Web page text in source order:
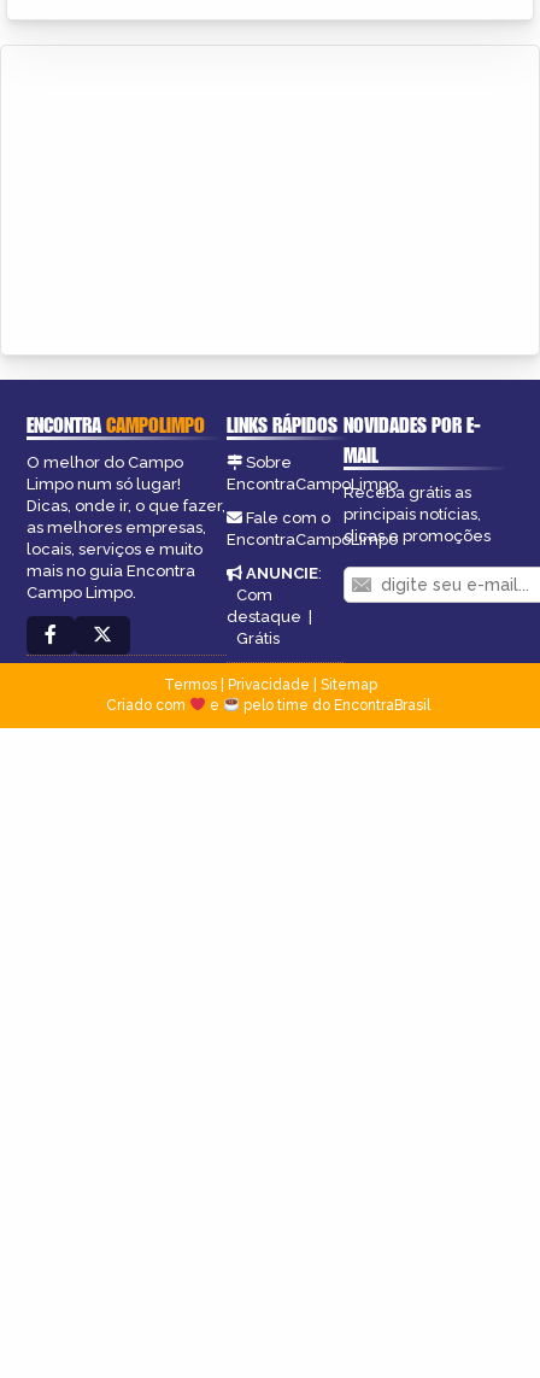
ENCONTRACAMPOLIMPO
O melhor do Campo
Limpo num só lugar!
Dicas, onde ir, o que fazer,
as melhores empresas,
locais, serviços e muito
mais no guia Encontra
Campo Limpo.
LINKS RÁPIDOS
Sobre
EncontraCampoLimpo
Fale com o
EncontraCampoLimpo
ANUNCIE:
Com
destaque |
Grátis
NOVIDADES POR E-
MAIL
Receba grátis as
principais notícias,
dicas e promoções
Termos| Privacidade
Sitemap
Criado com
e pelo time do EncontraBrasil